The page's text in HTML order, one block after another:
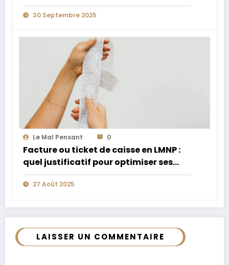
30 Septembre 2025
Le Mal Pensant 0
Facture ou ticket de caisse en LMNP :
quel justificatif pour optimiser ses
charges
27 Août 2025
LAISSER UN COMMENTAIRE